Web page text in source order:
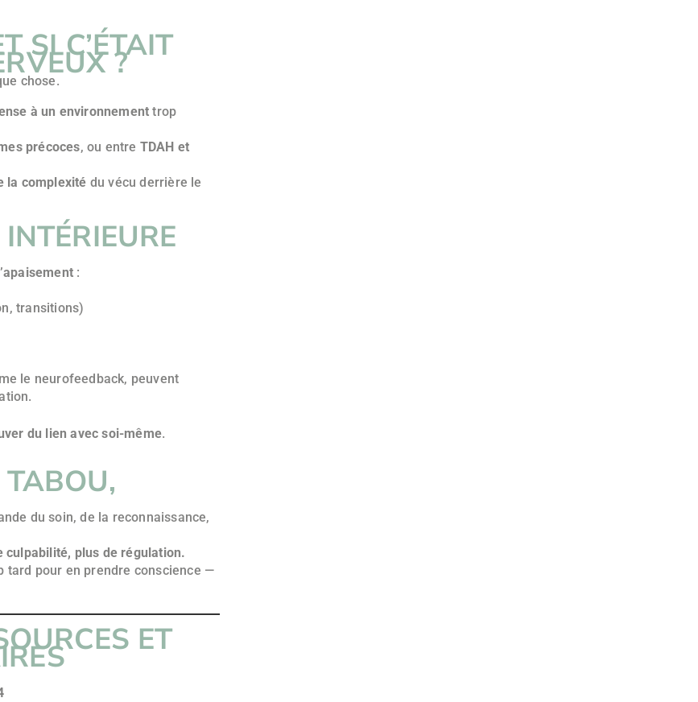
SI C’ÉTAIT
?
chose.
à un environnement trop
précoces, ou entre TDAH et
la complexité du vécu derrière le
:
transitions)
le neurofeedback, peuvent
du lien avec soi-même.
du soin, de la reconnaissance,
culpabilité, plus de régulation.
tard pour en prendre conscience —
ET